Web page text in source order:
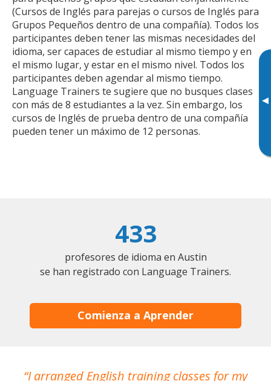
▸
(Cursos de Inglés para parejas o cursos de Inglés para
Grupos Pequeños dentro de una compañía). Todos los
participantes deben tener las mismas necesidades del
idioma, ser capaces de estudiar al mismo tiempo y en
el mismo lugar, y estar en el mismo nivel. Todos los
participantes deben agendar al mismo tiempo.
Language Trainers te sugiere que no busques clases
con más de 8 estudiantes a la vez. Sin embargo, los
cursos de Inglés de prueba dentro de una compañía
pueden tener un máximo de 12 personas.
433
profesores de idioma en Austin
se han registrado con Language Trainers.
Comienza a Aprender
I arranged English training classes for my